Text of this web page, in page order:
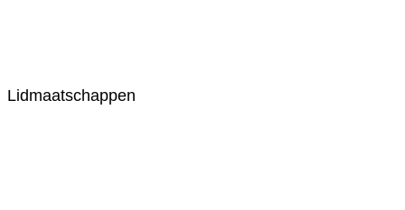
Lidmaatschappen